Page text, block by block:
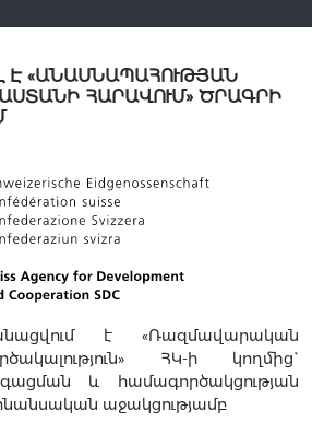
Է «ԱՆԱՍՆԱՊԱՀՈՒԹՅԱՆ
ՀԱՐԱՎՈՒՄ» ԾՐԱԳՐԻ
է «Ռազմավարական
ՀԿ-ի կողմից`
և համագործակցության
աջակցությամբ